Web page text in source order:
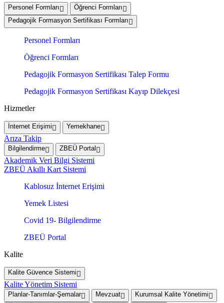
Personel Formları
Öğrenci Formları
Pedagojik Formasyon Sertifikası Formları
Personel Formları
Öğrenci Formları
Pedagojik Formasyon Sertifikası Talep Formu
Pedagojik Formasyon Sertifikası Kayıp Dilekçesi
Hizmetler
İnternet Erişimi Yemekhane
Arıza Takip
Bilgilendirme ZBEÜ Portal
Akademik Veri Bilgi Sistemi
ZBEÜ Akıllı Kart Sistemi
Kablosuz İnternet Erişimi
Yemek Listesi
Covid 19- Bilgilendirme
ZBEÜ Portal
Kalite
Kalite Güvence Sistemi
Kalite Yönetim Sistemi
Planlar-Tanımlar-Şemalar Mevzuat
Kurumsal Kalite Yönetimi